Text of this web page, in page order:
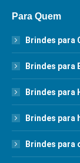
Para Quem
Brindes para
Brindes para
Brindes para
Brindes para
Brindes para